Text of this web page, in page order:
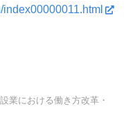
業における働き方改革・